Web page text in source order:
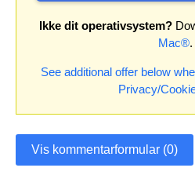
Ikke dit operativsystem?
Mac®.
See additional offer below
Privacy/
Vis kommentarformular (0)